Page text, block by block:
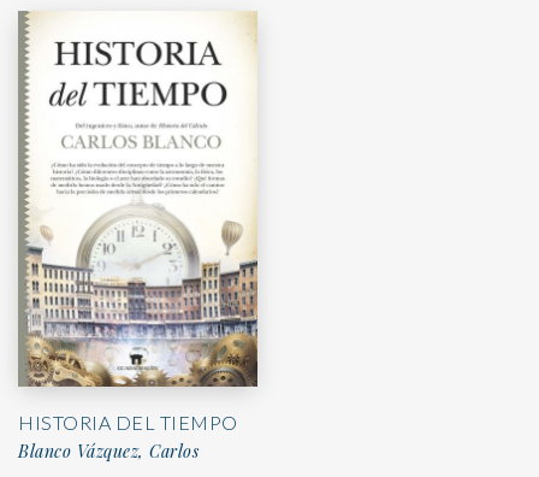
HISTORIA DEL TIEMPO
Blanco Vázquez, Carlos